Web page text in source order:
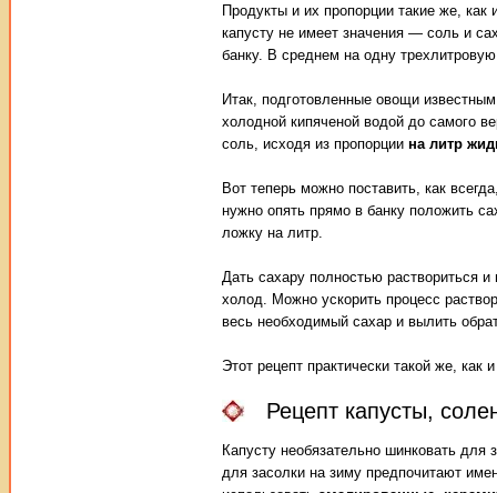
Продукты и их пропорции такие же,
капусту не имеет значения — соль и
банку. В среднем на одну
Итак, подготовленные овощи
холодной кипяченой водой до самого
соль, исходя из пропорции на литр
Вот теперь можно поставить, как
нужно опять прямо в банку положить
ложку на литр.
Дать сахару полностью раствориться
холод. Можно ускорить процесс
весь необходимый сахар и вылить
Этот рецепт практически такой же,
Рецепт капусты,
Капусту необязательно шинковать
для засолки на зиму предпочитают